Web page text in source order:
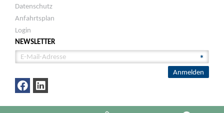
Datenschutz
Anfahrtsplan
Login
NEWSLETTER